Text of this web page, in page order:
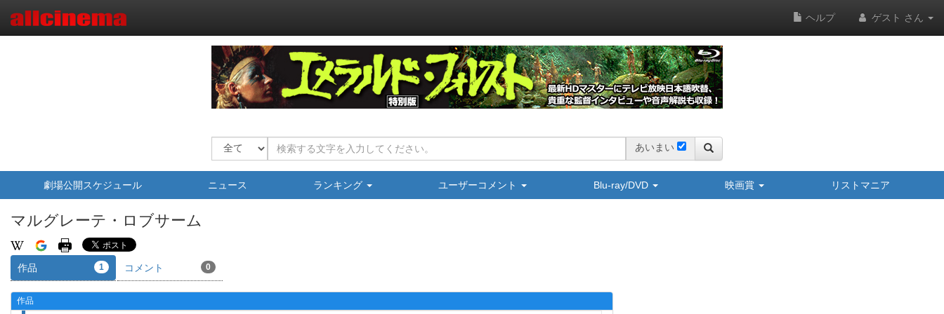
ヘルプ ゲスト さん
あいまい
劇場公開スケジュール ニュース ランキング ユーザーコメント Blu-ray/DVD 映画賞 リストマニア
マルグレーテ・ロブサーム
作品 1 コメント 0
作品